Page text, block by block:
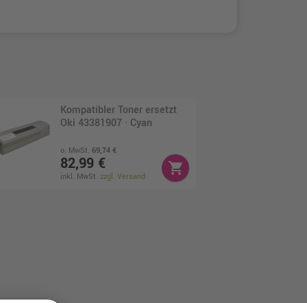
Kompatibler Toner ersetzt
Oki 43381907 · Cyan
o. MwSt. 69,74 €
82,99 €
inkl. MwSt.zzgl. Versand
shopping_cart